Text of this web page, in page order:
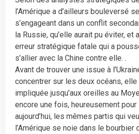
l’Amérique a d’ailleurs bouleversé
s’engageant dans un conflit
la Russie, qu’elle aurait pu éviter, et
erreur stratégique fatale qui a
s’allier avec la Chine contre elle. .
Avant de trouver une issue à
concentrer sur les deux océans,
impliquée jusqu’aux oreilles au
encore une fois, heureusement pour
aujourd’hui, les mêmes partis qui
l’Amérique se noie dans le bourbier